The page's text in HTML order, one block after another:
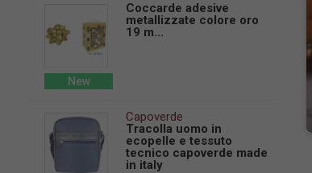
New
Coccarde adesive
metallizzate colore oro
19 m...
Capoverde
Tracolla uomo in
ecopelle e tessuto
tecnico capoverde made
in italy